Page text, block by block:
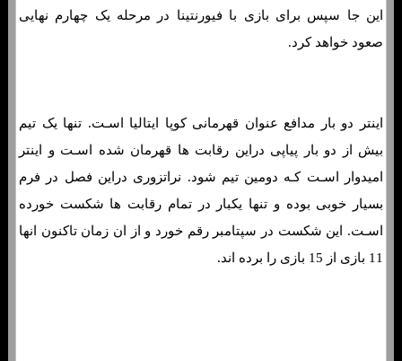
این جا سپس برای بازی با فیورنتینا در مرحله یک چهارم نهایی
صعود خواهد کرد.
اینتر دو بار مدافع عنوان قهرمانی کوپا ایتالیا اسـت. تنها یک تیم
بیش از دو بار پیاپی دراین رقابت ها قهرمان شده اسـت و اینتر
امیدوار اسـت کـه دومین تیم شود. نراتزوری دراین فصل در فرم
بسیار خوبی بوده و تنها یکبار در تمام رقابت ها شکست خورده
اسـت. این شکست در سپتامبر رقم خورد و از ان زمان تاکنون انها
11 بازی از 15 بازی را برده اند.